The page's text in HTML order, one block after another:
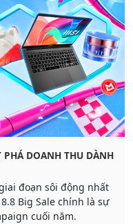
PHÁ DOANH THU DÀNH
đoạn sôi động nhất
Big Sale chính là sự
cuối năm.